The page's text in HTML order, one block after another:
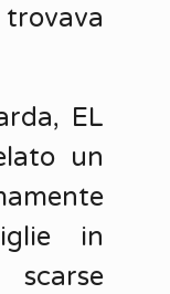
EL
un
in